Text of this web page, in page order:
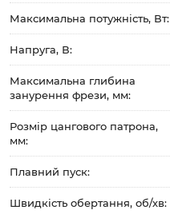
Максимальна потужність, Вт:
Напруга, В:
Максимальна глибина
занурення фрези, мм:
Розмір цангового патрона,
мм:
Плавний пуск:
Швидкість обертання, об/хв: